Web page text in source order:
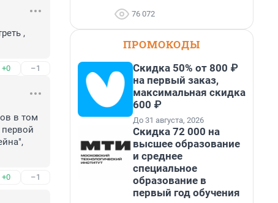
,
+0 –1
в том
+0 –1
76 072
ПРОМОКОДЫ
Скидка 50% от 800 ₽
на первый заказ,
максимальная скидка
600 ₽
До 31 августа, 2026
Скидка 72 000 на
высшее образование
и среднее
специальное
образование в
первый год обучения